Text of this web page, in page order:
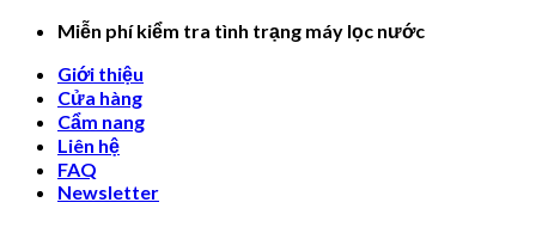
Skip
content
Miễn phí kiểm tra tình trạng máy lọc nước
Giới thiệu
Cửa hàng
Cẩm nang
Liên hệ
FAQ
Newsletter